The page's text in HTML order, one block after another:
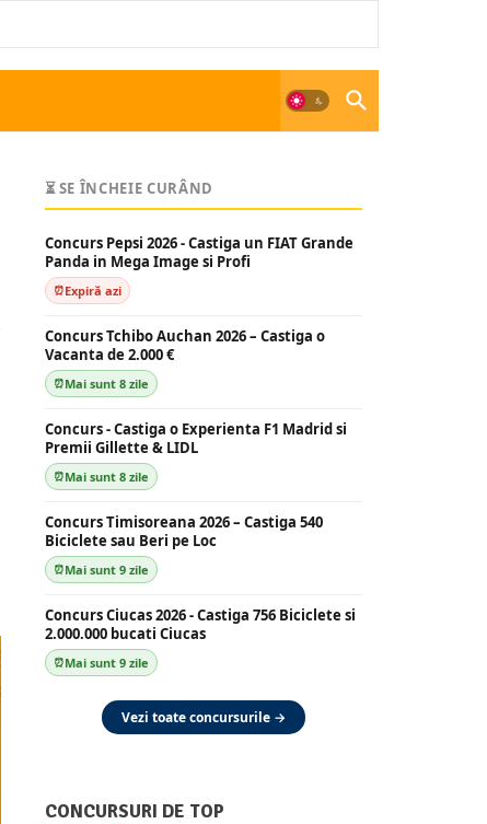
⏳ SE ÎNCHEIE CURÂND
Concurs Pepsi 2026 - Castiga un FIAT Grande
Panda in Mega Image si Profi
Expiră azi
Concurs Tchibo Auchan 2026 – Castiga o
Vacanta de 2.000 €
Mai sunt 8 zile
Concurs - Castiga o Experienta F1 Madrid si
Premii Gillette & LIDL
Mai sunt 8 zile
Concurs Timisoreana 2026 – Castiga 540
Biciclete sau Beri pe Loc
Mai sunt 9 zile
Concurs Ciucas 2026 - Castiga 756 Biciclete si
2.000.000 bucati Ciucas
Mai sunt 9 zile
Vezi toate concursurile →
CONCURSURI DE TOP